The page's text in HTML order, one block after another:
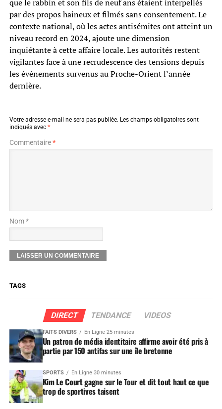
que le rabbin et son fils de neuf ans étaient interpellés
par des propos haineux et filmés sans consentement. Le
contexte national, où les actes antisémites ont atteint un
niveau record en 2024, ajoute une dimension
inquiétante à cette affaire locale. Les autorités restent
vigilantes face à une recrudescence des tensions depuis
les événements survenus au Proche-Orient l’année
dernière.
Votre adresse e-mail ne sera pas publiée. Les champs obligatoires sont
indiqués avec *
Commentaire*
Nom *
TAGS
DIRECT TENDANCE VIDEOS
FAITS DIVERS En Ligne 25 minutes
Un patron de média identitaire affirme avoir été pris à
partie par 150 antifas sur une île bretonne
SPORTS En Ligne 30 minutes
Kim Le Court gagne sur le Tour et dit tout haut ce que
trop de sportives taisent